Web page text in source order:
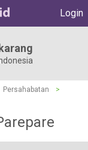
Login
Persahabatan
>